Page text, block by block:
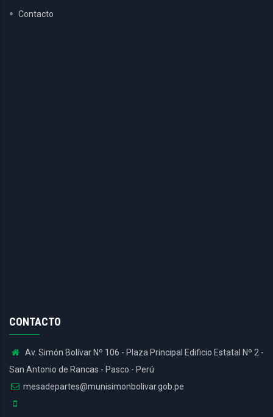
Contacto
CONTACTO
Av. Simón Bolívar Nº 106 - Plaza Principal Edificio Estatal Nº 2 -
San Antonio de Rancas - Pasco - Perú
mesadepartes@munisimonbolivar.gob.pe